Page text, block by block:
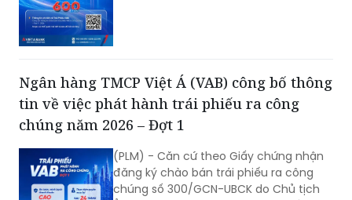
nước ngày 29/06/2026 về hồ sơ đăng
ký chào bán trái phiếu ra công chúng
của VAB. Ngân hàng TMCP Việt Á (VAB)
công bố thông tin về việc phát hành
Đợt 1 như sau:
Ngân hàng TMCP Việt Á (VAB) công bố thông
tin về việc phát hành trái phiếu ra công
chúng năm 2026 – Đợt 1